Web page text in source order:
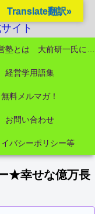
独立成功MBA
イト
経営学用語集
無料メルマガ！
お問い合わせ
バシーポリシー等
★幸せな億万長
Translate翻訳»